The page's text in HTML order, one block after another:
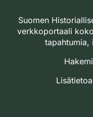
Suomen
verkkoportaali
tapahtumia,